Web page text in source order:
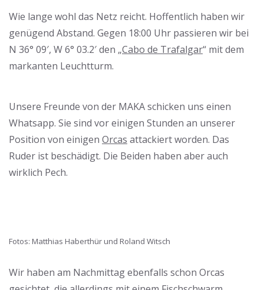
Wie lange wohl das Netz reicht. Hoffentlich haben wir
genügend Abstand. Gegen 18:00 Uhr passieren wir bei
N 36° 09′, W 6° 03.2′ den „Cabo de Trafalgar“ mit dem
markanten Leuchtturm.
de
Trafalgar
Unsere Freunde von der MAKA schicken uns einen
Whatsapp. Sie sind vor einigen Stunden an unserer
Position von einigen Orcas attackiert worden. Das
Ruder ist beschädigt. Die Beiden haben aber auch
wirklich Pech.
Fotos: Matthias Haberthür und Roland Witsch
Wir haben am Nachmittag ebenfalls schon Orcas